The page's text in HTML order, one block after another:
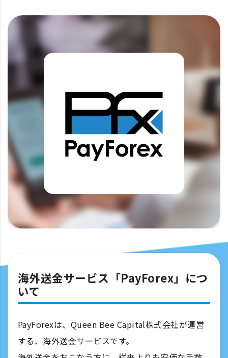
海外送金サービス「PayForex」につ
いて
PayForexは、Queen Bee Capital株式会社が運営
する、海外送金サービスです。